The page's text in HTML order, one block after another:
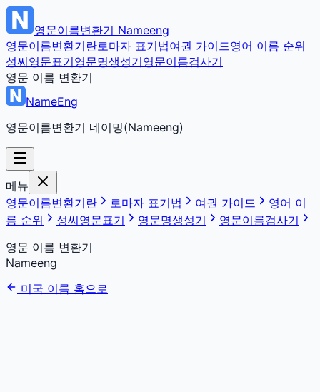
영문이름변환기 Nameeng
영문이름변환기란로마자 표기법여권 가이드영어 이름 순위
성씨영문표기영문명생성기영문이름검사기
영문 이름 변환기
NameEng
영문이름변환기 네이밍(Nameeng)
메뉴
영문이름변환기란
로마자 표기법 여권 가이드
영어 이
름 순위
성씨영문표기 영문명생성기
영문이름검사기
영문 이름 변환기
Nameeng
미국 이름 홈으로